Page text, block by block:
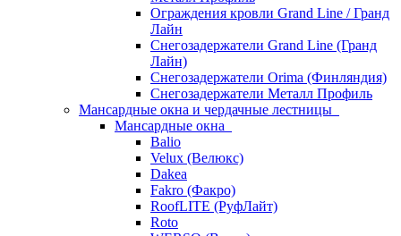
Ограждения кровли Grand Line / Гранд
Лайн
Снегозадержатели Grand Line (Гранд
Лайн)
Снегозадержатели Orima (Финляндия)
Снегозадержатели Металл Профиль
Мансардные окна и чердачные лестницы
Мансардные окна
Balio
Velux (Велюкс)
Dakea
Fakro (Факро)
RoofLITE (РуфЛайт)
Roto